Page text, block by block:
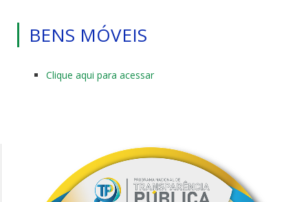
BENS MÓVEIS
Clique aqui para acessar